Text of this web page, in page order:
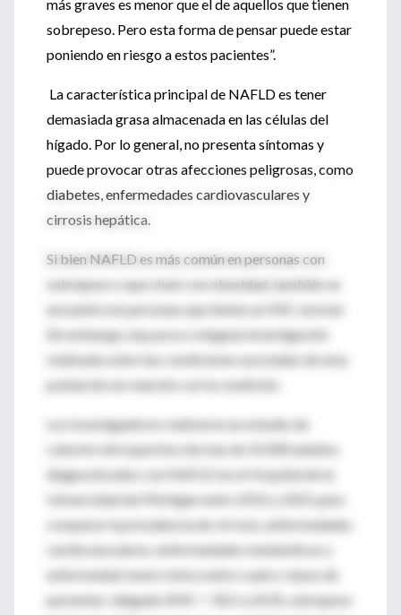
más graves es menor que el de aquellos que tienen
sobrepeso. Pero esta forma de pensar puede estar
poniendo en riesgo a estos pacientes”.
La característica principal de NAFLD es tener
demasiada grasa almacenada en las células del
hígado. Por lo general, no presenta síntomas y
puede provocar otras afecciones peligrosas, como
diabetes, enfermedades cardiovasculares y
cirrosis hepática.
Si bien NAFLD es más común en personas con
sobrepeso o que viven con obesidad, también se
encuentra en personas que tienen un IMC normal.
Sin embargo, hay poca o ninguna investigación
realizada sobre las condiciones asociadas de esta
población en relación con la condición.
Los investigadores realizaron un estudio de
cohorte retrospectivo de más de 10 000 adultos
diagnosticados con NAFLD en el Hospital de la
Universidad de Michigan entre 2012 y 2021 para
comparar la prevalencia de cirrosis, enfermedades
cardiovasculares, enfermedades metabólicas y
enfermedad renal crónica entre cuatro clases de
pacientes: delgado (IMC = 18,5 a 24,9), sobrepeso